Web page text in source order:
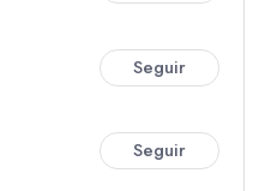
Seguir
Seguir